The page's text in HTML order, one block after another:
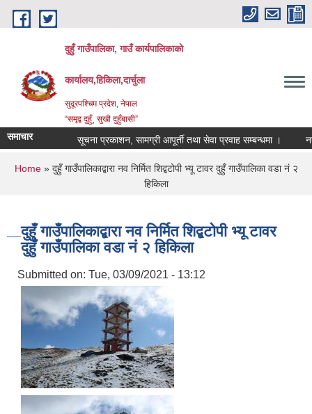
Skip to main content
दुहुँ गाउँपालिका, गाउँ कार्यपालिकाको
कार्यालय,हिकिला,दार्चुला
सुदूरपश्चिम प्रदेश, नेपाल
“समृद्ब दुहुँ¸ सुखी दुहुँबासी”
समाचार सूचना प्रकाशन, सामग्री आपूर्ती तथा सेवा प्रवाह सम्बन्धमा । नयाँ
You are here
Home» दुहुँ गाउँपालिकाद्बारा नव निर्मित शिद्बटोपी भ्यू टावर दुहुँ गाउँपालिका वडा नं २
हिकिला
दुहुँ गाउँपालिकाद्बारा नव निर्मित शिद्बटोपी भ्यू टावर
दुहुँ गाउँपालिका वडा नं २ हिकिला
Submitted on: Tue, 03/09/2021 - 13:12